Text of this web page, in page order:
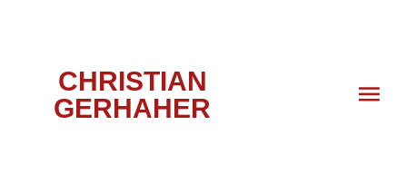
CHRISTIAN
GERHAHER